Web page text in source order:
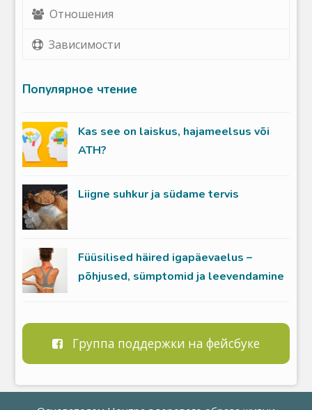
Отношения
Зависимости
Популярное чтение
Kas see on laiskus, hajameelsus või
ATH?
Liigne suhkur ja südame tervis
Füüsilised häired igapäevaelus –
põhjused, sümptomid ja leevendamine
Группа поддержки на фейсбуке